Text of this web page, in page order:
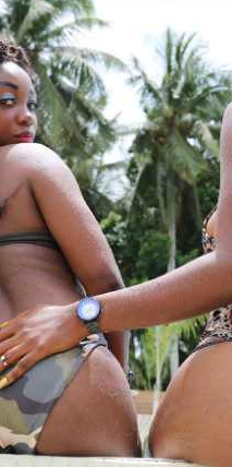
Ein Traum wird wahr
VANNA BARDOT